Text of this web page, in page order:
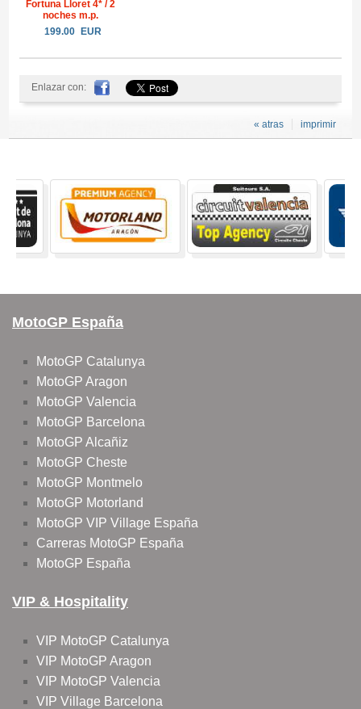
Fortuna Lloret 4* / 2
noches m.p.
199.00
EUR
Enlazar con:
imprimir
« atras
MotoGP España
MotoGP Catalunya
MotoGP Aragon
MotoGP Valencia
MotoGP Barcelona
MotoGP Alcañiz
MotoGP Cheste
MotoGP Montmelo
MotoGP Motorland
MotoGP VIP Village España
Carreras MotoGP España
MotoGP España
VIP & Hospitality
VIP MotoGP Catalunya
VIP MotoGP Aragon
VIP MotoGP Valencia
VIP Village Barcelona